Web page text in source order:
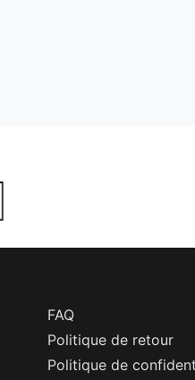
FAQ
Politique de retour
Politique de